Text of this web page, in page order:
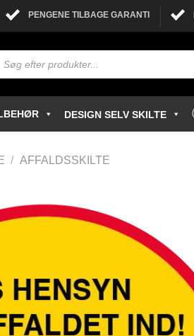
PENGENE TILBAGE GARANTI
DESIGN SELV SKILTE
/ AFFALDSSKILTE